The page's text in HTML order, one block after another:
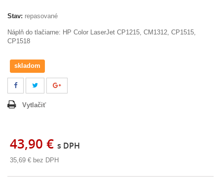
Stav: repasované
Náplň do tlačiarne: HP Color LaserJet CP1215, CM1312, CP1515,
CP1518
skladom
Vytlačiť
43,90 € s DPH
35,69 € bez DPH